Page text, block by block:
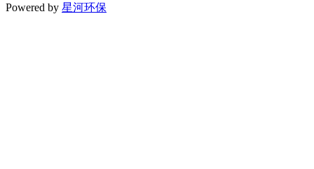
Powered by 星河环保